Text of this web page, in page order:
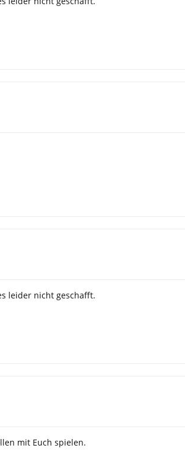
leider nicht geschafft.
mit Euch spielen.